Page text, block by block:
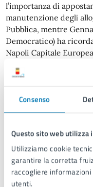
Consenso
Questo sito web utilizza
Utilizziamo cookie
garantire la corretta
raccogliere
utenti.
l’importanza di
manutenzione degli
Pubblica, mentre
Democratico) ha
Napoli Capitale
o tre piccoli impianti
segnale chiaro della
manutenzione degli
migliorare i servizi
Napoli Mediterranea)
valorizzazione del
riqualificazione sociale.